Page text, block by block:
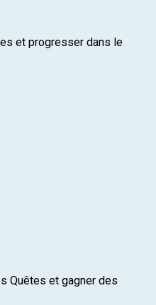
et progresser dans le
Quêtes et gagner des